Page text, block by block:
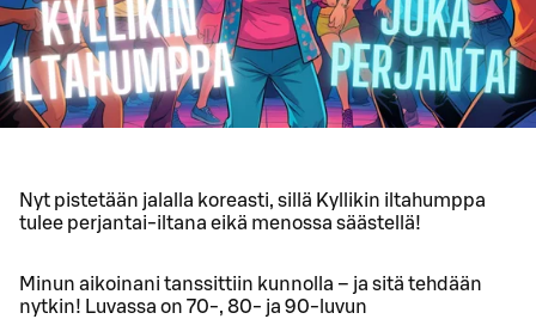
Nyt pistetään jalalla koreasti, sillä Kyllikin iltahumppa
tulee perjantai-iltana eikä menossa säästellä!
Minun aikoinani tanssittiin kunnolla – ja sitä tehdään
nytkin! Luvassa on 70-, 80- ja 90-luvun